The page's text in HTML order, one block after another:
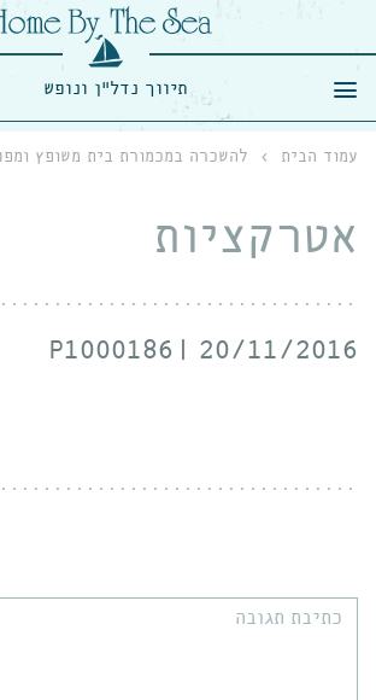
תיווך נדל"ן ונופש
עמוד הבית › להשכרה במכמורת בית משופץ
אטרקציות
20/11/2016
P1000186